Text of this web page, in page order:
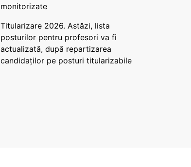
monitorizate
Titularizare 2026. Astăzi, lista
posturilor pentru profesori va fi
actualizată, după repartizarea
candidaților pe posturi titularizabile